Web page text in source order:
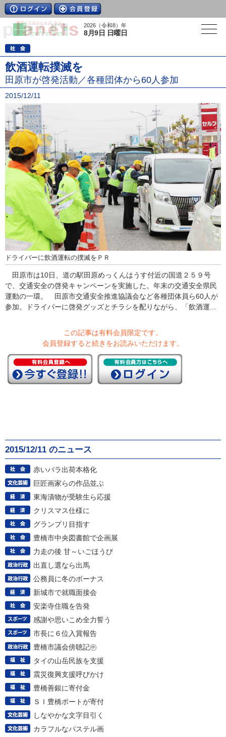
2026（令和8）年
8月9日 日曜日
飲酒運転撲滅を
田原市が啓発活動／各種団体から60人参加
2015/12/11
ドライバーに飲酒運転の撲滅をＰＲ
田原市は10日、道の駅田原めっくんはうす付近の国道２５９号
で、交通安全の啓発キャンペーンを実施した。年末の交通安全県民
運動の一環。 田原市交通安全推進協議会など各種団体員ら60人が
参加。ドライバーに啓発グッズとチラシを配りながら、「飲酒運...
この記事は有料会員限定です。
会員登録すると続きをお読みいただけます。
2015/12/11 のニュース
赤いバラ出荷本格化
巨匠画家らの作品並ぶ
東海漬物が受験生ら応援
クリスマス仕様に
グランプリ目指す
豊橋市中央図書館で企画展
力走の後 甘～いごほうび
出直し選なら出馬
公務員に冬のボーナス
新城市で就職面接会
安楽寺住職を告発
感謝や思いこめ全力誓う
市長に６位入賞報告
豊橋市議会傍聴記㊥
タイの山岳民族を支援
震災復興支援呼びかけ
豊橋善銀に寄付金
ＳＩ豊橋ポートが寄付
しなやかな文字目引く
カラフルなパステル画